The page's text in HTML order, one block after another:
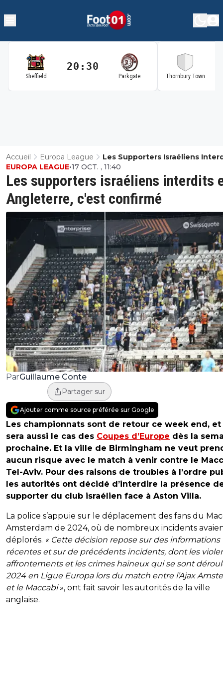
Sheffield
20:30
Parkgate Thornbury Town
Accueil Europa League
Les Supporters Israéliens
Angleterre, C'est Confirmé
Les supporters israéliens interdits
Angleterre, c'est confirmé
EUROPA LEAGUE•17 OCT. , 11:40
ParGuillaume Conte
Partager sur
Ajouter comme source préférée sur Google
Les championnats sont de retour ce week end, et
sera aussi le cas des Coupes d’Europe dès la
prochaine. Et la ville de Birmingham ne veut
aucun risque avec le match à venir contre le
Tel-Aviv. Pour des raisons de troubles à l’ordre
les autorités ont décidé d’interdire la présence
supporter du club israélien face à Aston Villa.
La police s’appuie sur le déplacement des fans du
Amsterdam de 2024, où de nombreux incidents
déplorés. « Cette décision repose sur des informations
récentes et sur de précédents incidents, dont les
affrontements et les crimes haineux qui se sont
2024 en Ligue Europa lors du match entre l’Ajax
et le Maccabi», ont fait savoir les autorités de la ville
anglaise.